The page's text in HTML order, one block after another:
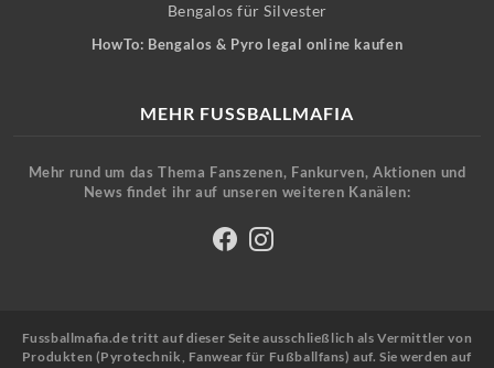
Bengalos für Silvester
HowTo: Bengalos & Pyro legal online kaufen
MEHR FUSSBALLMAFIA
Mehr rund um das Thema Fanszenen, Fankurven, Aktionen und
News findet ihr auf unseren weiteren Kanälen:
Fussballmafia.de tritt auf dieser Seite ausschließlich als Vermittler von
Produkten (Pyrotechnik, Fanwear für Fußballfans) auf. Sie werden auf